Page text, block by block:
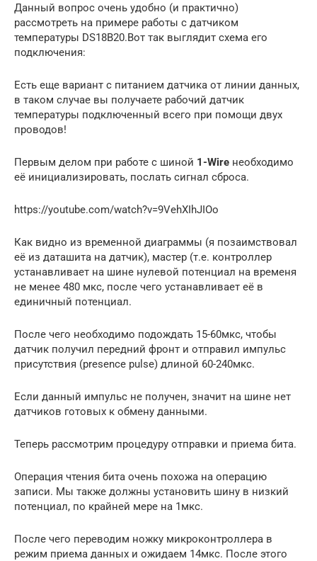
Данный вопрос очень удобно (и практично)
рассмотреть на примере работы с датчиком
температуры DS18B20.Вот так выглядит схема его
подключения:
Есть еще вариант с питанием датчика от линии данных,
в таком случае вы получаете рабочий датчик
температуры подключенный всего при помощи двух
проводов!
Первым делом при работе с шиной 1-Wire необходимо
её инициализировать, послать сигнал сброса.
https://youtube.com/watch?v=9VehXIhJIOo
Как видно из временной диаграммы (я позаимствовал
её из даташита на датчик), мастер (т.е. контроллер
устанавливает на шине нулевой потенциал на временя
не менее 480 мкс, после чего устанавливает её в
единичный потенциал.
После чего необходимо подождать 15-60мкс, чтобы
датчик получил передний фронт и отправил импульс
присутствия (presence pulse) длиной 60-240мкс.
Если данный импульс не получен, значит на шине нет
датчиков готовых к обмену данными.
Теперь рассмотрим процедуру отправки и приема бита.
Операция чтения бита очень похожа на операцию
записи. Мы также должны установить шину в низкий
потенциал, по крайней мере на 1мкс.
После чего переводим ножку микроконтроллера в
режим приема данных и ожидаем 14мкс. После этого